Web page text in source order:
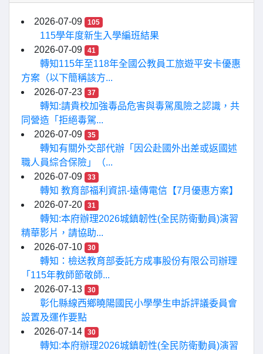
2026-07-09 105
115學年度新生入學編班結果
2026-07-09
41
轉知115年至118年全國公教員工旅遊平安卡優惠
方案（以下簡稱該方...
2026-07-23
37
轉知:請貴校加強毒品危害與毒駕風險之認識，共
同營造「拒絕毒駕...
2026-07-09
35
轉知有關外交部代辦「因公赴國外出差或返國述
職人員綜合保險」（...
2026-07-09
33
轉知 教育部福利資訊-遠傳電信【7月優惠方案】
2026-07-20
31
轉知:本府辦理2026城鎮韌性(全民防衛動員)演習
精華影片，請協助...
2026-07-10
30
轉知：檢送教育部委託方成事股份有限公司辦理
「115年教師節敬師...
2026-07-13
30
彰化縣線西鄉曉陽國民小學學生申訴評議委員會
設置及運作要點
2026-07-14
30
轉知:本府辦理2026城鎮韌性(全民防衛動員)演習